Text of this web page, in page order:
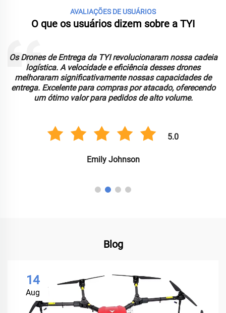
AVALIAÇÕES DE USUÁRIOS
O que os usuários dizem sobre a TYI
Os Drones de Entrega da TYI revolucionaram nossa cadeia
logística. A velocidade e eficiência desses drones
melhoraram significativamente nossas capacidades de
entrega. Excelente para compras por atacado, oferecendo
um ótimo valor para pedidos de alto volume.
5.0
Emily Johnson
Blog
14
Aug